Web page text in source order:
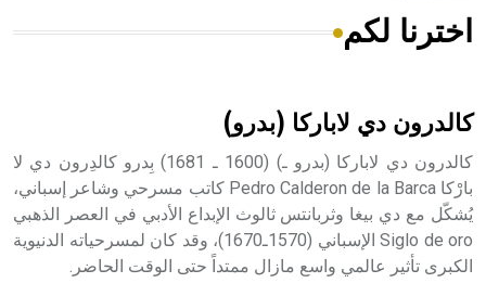
هل تعلم أن الأبسيد كلمة فرنسية اللفظ تم اعتمادها مصطلحاً
- هل تعلم أن أبجر Abgar اسم معروف جيداً يعود إلى عدد من
الملوك الذين حكموا مدينة إديسا (الرها) من أبجر الأول وحتى
التاسع، وهم ينتسبون إلى أسرة أوسروين
اخترنا لكم
كالدرون دي لاباركا (بدرو)
كالدرون دي لاباركا (بدرو ـ) (1600 ـ 1681) بِدرو كالدِرون دي لا
بارْكا Pedro Calderon de la Barca كاتب مسرحي وشاعر إسباني،
يُشكّل مع دي بيغا وثربانتس ثالوث الإبداع الأدبي في العصر الذهبي
Siglo de oro الإسباني (1570ـ1670)، وقد كان لمسرحياته الدنيوية
الكبرى تأثير عالمي واسع مازال ممتداً حتى الوقت الحاضر.